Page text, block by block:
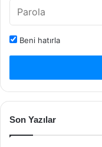
Beni hatırla
Son Yazılar